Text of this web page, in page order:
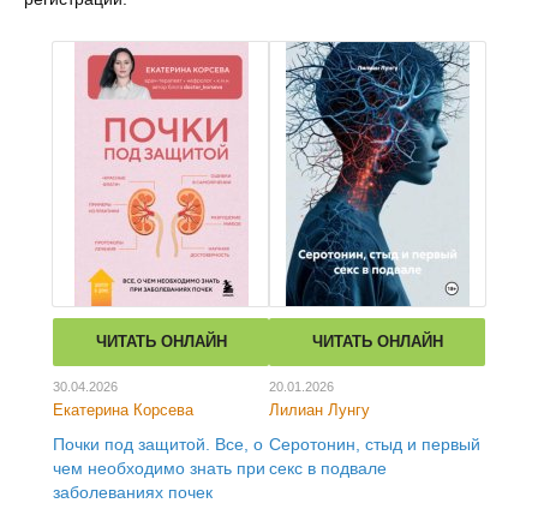
ЧИТАТЬ ОНЛАЙН
30.04.2026
Екатерина Корсева
Почки под защитой. Все, о
чем необходимо знать при
заболеваниях почек
ЧИТАТЬ ОНЛАЙН
20.01.2026
Лилиан Лунгу
Серотонин, стыд и первый
секс в подвале